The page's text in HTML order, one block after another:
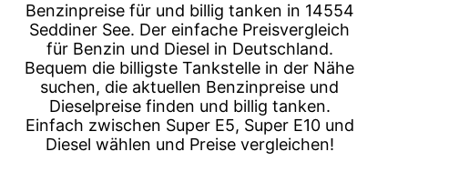
Benzinpreise für und billig tanken in 14554
Seddiner See. Der einfache Preisvergleich
für Benzin und Diesel in Deutschland.
Bequem die billigste Tankstelle in der Nähe
suchen, die aktuellen Benzinpreise und
Dieselpreise finden und billig tanken.
Einfach zwischen Super E5, Super E10 und
Diesel wählen und Preise vergleichen!